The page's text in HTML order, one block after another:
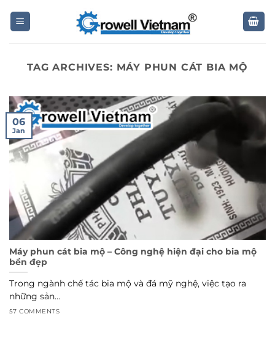
TAG ARCHIVES: MÁY PHUN CÁT BIA MỘ
Máy phun cát bia mộ – Công nghệ hiện đại cho bia mộ
bền đẹp
Trong ngành chế tác bia mộ và đá mỹ nghệ, việc tạo ra
những sản...
57 COMMENTS
06
Jan